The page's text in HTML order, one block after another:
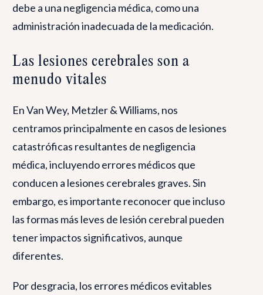
debe a una negligencia médica, como una
administración inadecuada de la medicación.
Las lesiones cerebrales son a
menudo vitales
En Van Wey, Metzler & Williams, nos
centramos principalmente en casos de lesiones
catastróficas resultantes de negligencia
médica, incluyendo errores médicos que
conducen a lesiones cerebrales graves. Sin
embargo, es importante reconocer que incluso
las formas más leves de lesión cerebral pueden
tener impactos significativos, aunque
diferentes.
Por desgracia, los errores médicos evitables